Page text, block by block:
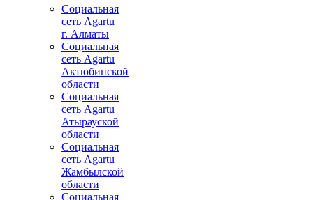
Социальная
сеть Agartu
г. Алматы
Социальная
сеть Agartu
Актюбинской
области
Социальная
сеть Agartu
Атырауской
области
Социальная
сеть Agartu
Жамбылской
области
Социальная